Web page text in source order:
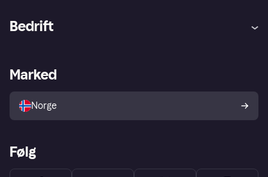
Utforsk butikker
Bedrift
Merchant portal
Marked
Norge
Følg